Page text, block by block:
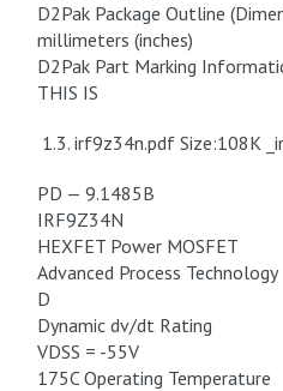
D2Pak Package Outline
millimeters (inches)
D2Pak Part Marking
THIS IS
1.3. irf9z34n.pdf Size:108K
PD — 9.1485B
IRF9Z34N
HEXFET Power MOSFET
Advanced Process Technology
D
Dynamic dv/dt Rating
VDSS = -55V
175C Operating Temperature